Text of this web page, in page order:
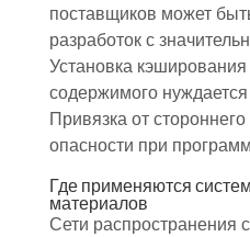
поставщиков может
разработок с
Установка
содержимого
Привязка от
опасности при
Где применяются
материалов
Сети распространения